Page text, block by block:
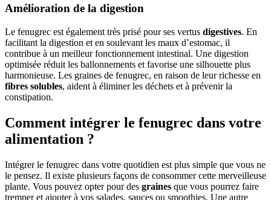
Amélioration de la digestion
Le fenugrec est également très prisé pour ses vertus digestives. En
facilitant la digestion et en soulevant les maux d’estomac, il
contribue à un meilleur fonctionnement intestinal. Une digestion
optimisée réduit les ballonnements et favorise une silhouette plus
harmonieuse. Les graines de fenugrec, en raison de leur richesse en
fibres solubles, aident à éliminer les déchets et à prévenir la
constipation.
Comment intégrer le fenugrec dans votre
alimentation ?
Intégrer le fenugrec dans votre quotidien est plus simple que vous ne
le pensez. Il existe plusieurs façons de consommer cette merveilleuse
plante. Vous pouvez opter pour des graines que vous pourrez faire
tremper et ajouter à vos salades, sauces ou smoothies. Une autre